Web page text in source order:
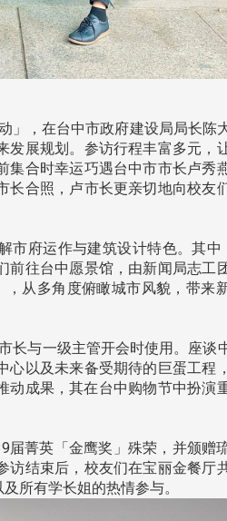
」，在台中市政府建设局局长陈
展规划。参访行程丰富多元，
合时幸运巧遇台中市市长卢秀
合照，卢市长更亲切地向校友
市府运作与建筑设计特色。其中
往台中愿景馆，由新闻局志工
从多角度俯瞰城市风貌，带来
长与一级主管开会时使用。座谈
以及未来备受期待的巨蛋工程
成果，其在台中购物节中扮演
菁英「金鹰奖」殊荣，并颁赠
访结束后，校友们在宝丽金餐厅
所有学长姐的热情参与。
点
长武士戎上
7月30日(四)举
头版 热门
淡江大学董事